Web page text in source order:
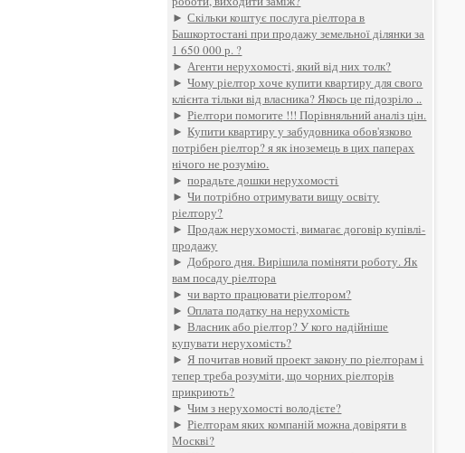
►Скільки коштує послуга ріелтора в
Башкортостані при продажу земельної ділянки за
1 650 000 р. ?
►Агенти нерухомості, який від них толк?
►Чому ріелтор хоче купити квартиру для свого
клієнта тільки від власника? Якось це підозріло ..
►Ріелтори помогите !!! Порівняльний аналіз цін.
►Купити квартиру у забудовника обов'язково
потрібен ріелтор? я як іноземець в цих паперах
нічого не розумію.
►порадьте дошки нерухомості
►Чи потрібно отримувати вищу освіту
ріелтору?
►Продаж нерухомості, вимагає договір купівлі-
продажу
►Доброго дня. Вирішила поміняти роботу. Як
вам посаду ріелтора
►чи варто працювати ріелтором?
►Оплата податку на нерухомість
►Власник або ріелтор? У кого надійніше
купувати нерухомість?
►Я почитав новий проект закону по ріелторам і
тепер треба розуміти, що чорних ріелторів
прикриють?
►Чим з нерухомості володієте?
►Ріелторам яких компаній можна довіряти в
Москві?